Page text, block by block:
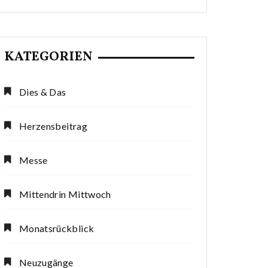
KATEGORIEN
Dies & Das
Herzensbeitrag
Messe
Mittendrin Mittwoch
Monatsrückblick
Neuzugänge